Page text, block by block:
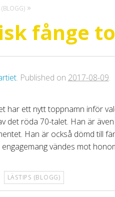
(BLOGG)
fånge
. Published on 2017-08-09.
har ett nytt toppnamn inför
det röda 70-talet. Han är
Han är också dömd till
vändes mot
LÄSTIPS (BLOGG)